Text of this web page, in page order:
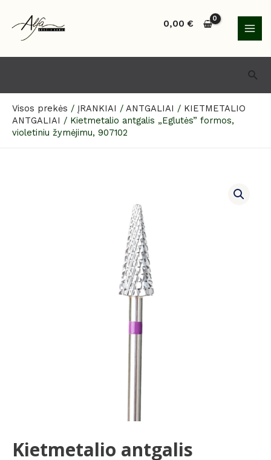
turinio
0,00€
Visos prekės / ĮRANKIAI / ANTGALIAI / KIETMETALIO
ANTGALIAI / Kietmetalio antgalis „Eglutės” formos,
violetiniu žymėjimu, 907102
Kietmetalio antgalis